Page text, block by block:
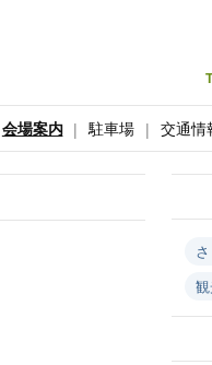
会場案内 駐車場 交通情